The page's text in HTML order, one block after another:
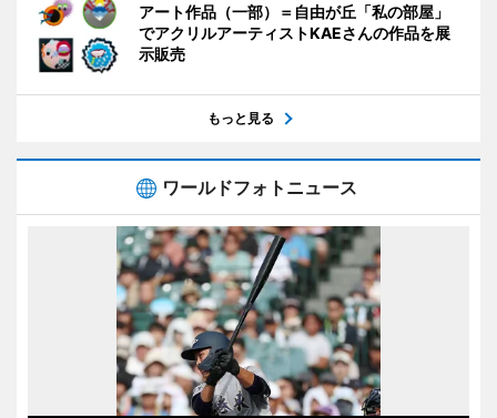
アート作品（一部）＝自由が丘「私の部屋」
でアクリルアーティストKAEさんの作品を展
示販売
もっと見る
ワールドフォトニュース